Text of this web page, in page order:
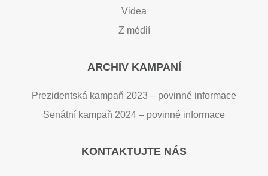
Videa
Z médií
ARCHIV KAMPANÍ
Prezidentská kampaň 2023 – povinné informace
Senátní kampaň 2024 – povinné informace
KONTAKTUJTE NÁS